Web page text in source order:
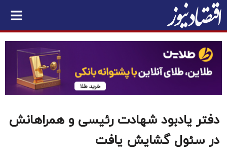
دفتر یادبود شهادت رئیسی و همراهانش
در سئول گشایش یافت